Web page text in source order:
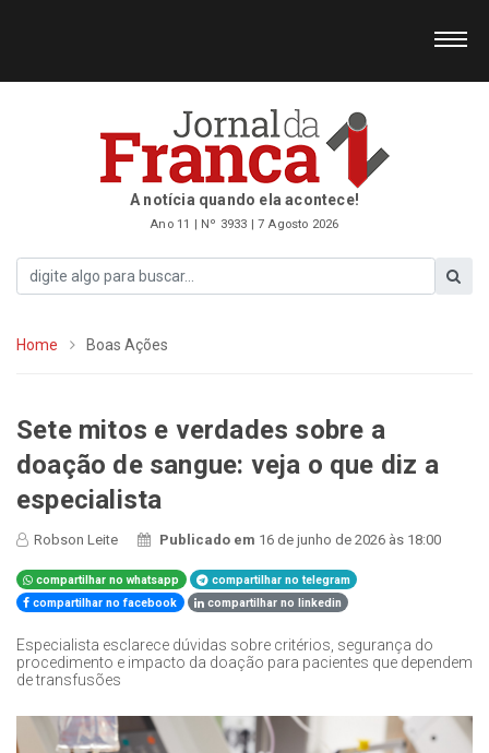
A notícia quando ela acontece!
Ano 11 | Nº 3933 | 7 Agosto 2026
Home Boas Ações
Sete mitos e verdades sobre a
doação de sangue: veja o que diz a
especialista
Robson Leite Publicado em 16 de junho de 2026 às 18:00
compartilhar no whatsapp
compartilhar no telegram
compartilhar no facebook
compartilhar no linkedin
Especialista esclarece dúvidas sobre critérios, segurança do
procedimento e impacto da doação para pacientes que dependem
de transfusões